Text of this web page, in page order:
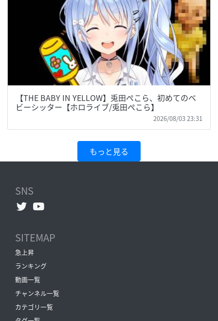
【THE BABY IN YELLOW】兎田ぺこら、初めてのベ
ビーシッター【ホロライブ/兎田ぺこら】
2026/08/03 23:31
もっと見る
SNS
SITEMAP
急上昇
ランキング
動画一覧
チャンネル一覧
カテゴリ一覧